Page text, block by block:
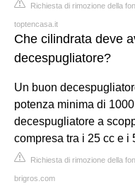
Richiesta di rimozione della
toptencasa.it
Che cilindrata deve
decespugliatore?
Un buon
potenza minima di
decespugliatore a
compresa tra i 25 cc e i
Richiesta di rimozione della
brigros.com